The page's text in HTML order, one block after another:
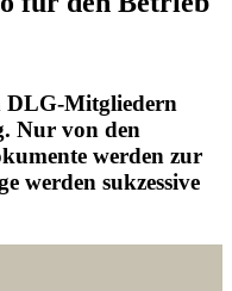
DLG-Mitgliedern
Nur von den
werden zur
werden sukzessive